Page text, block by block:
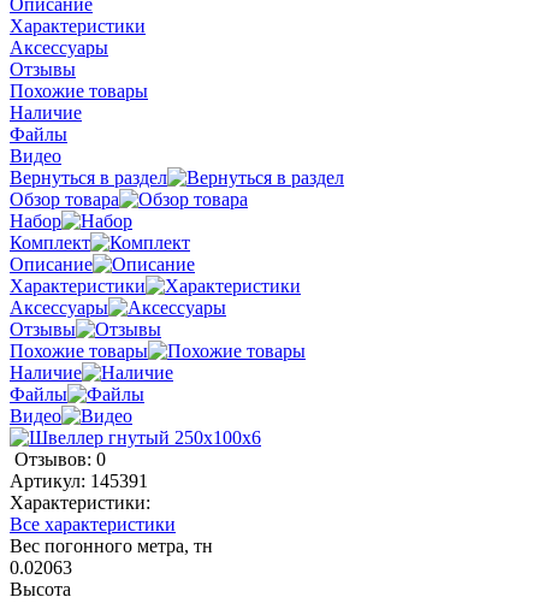
Характеристики
Аксессуары
Отзывы
Похожие товары
Наличие
Файлы
Видео
Вернуться в раздел
Обзор товара
Набор
Комплект
Описание
Характеристики
Аксессуары
Отзывы
Похожие товары
Наличие
Файлы
Видео
Отзывов: 0
Артикул: 145391
Характеристики:
Все характеристики
Вес погонного метра, тн
0.02063
Высота